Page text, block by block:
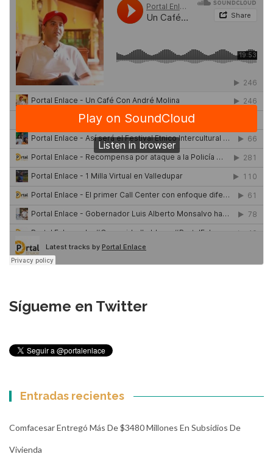
Sígueme en Twitter
Entradas recientes
Comfacesar Entregó Más De $3480 Millones En Subsidios De
Vivienda